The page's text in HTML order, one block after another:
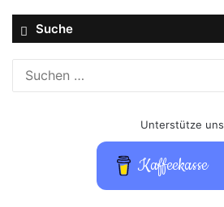
Suche
Unterstütze uns
Kaffeekasse